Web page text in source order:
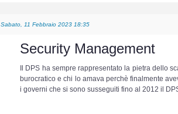
Sabato, 11 Febbraio 2023 18:35
Security Management
Il DPS ha sempre rappresentato la pietra dello
burocratico e chi lo amava perchè finalmente
i governi che si sono susseguiti fino al 2012 il